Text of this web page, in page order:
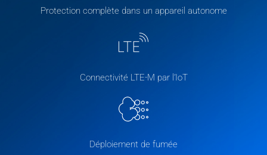
Protection complète dans un appareil autonome
Connectivité LTE-M par l’IoT
Déploiement de fumée